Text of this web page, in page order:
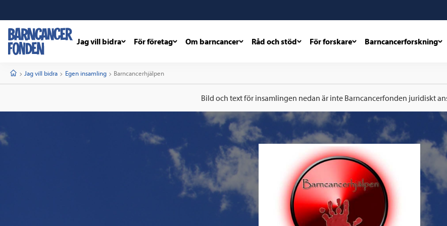
Jag vill bidra För företag Om barncancer Råd och stöd För forskare Barncancerforskning
StartJag vill bidra Egen insamling Current:
Barncancerhjälpen
Bild och text för insamlingen nedan är inte Barncancerfonden juridiskt